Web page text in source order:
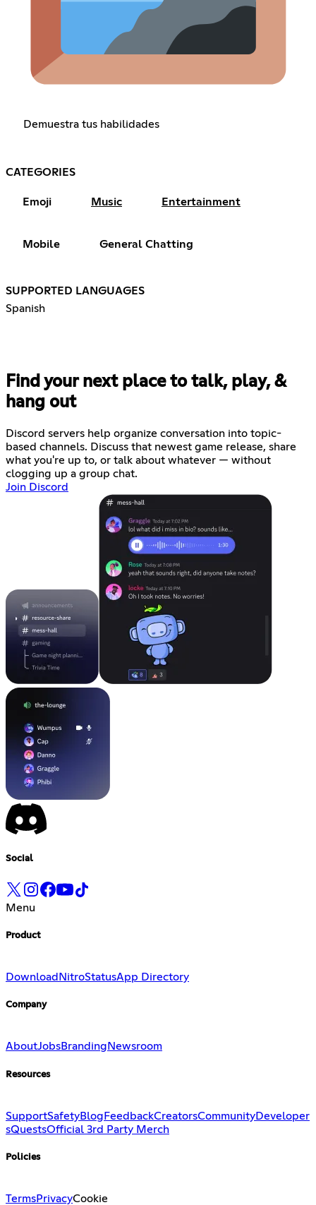
Demuestra tus habilidades
CATEGORIES
Emoji Music Entertainment
Mobile General Chatting
SUPPORTED LANGUAGES
Spanish
Find your next place to talk, play, &
hang out
Discord servers help organize conversation into topic-
based channels. Discuss that newest game release, share
what you're up to, or talk about whatever — without
clogging up a group chat.
Join Discord
Social
Menu
Product
Download NitroStatusApp Directory
Company
AboutJobsBranding Newsroom
Resources
SupportSafetyBlog FeedbackCreatorsCommunityDeveloper
sQuestsOfficial 3rd Party Merch
Policies
TermsPrivacyCookie